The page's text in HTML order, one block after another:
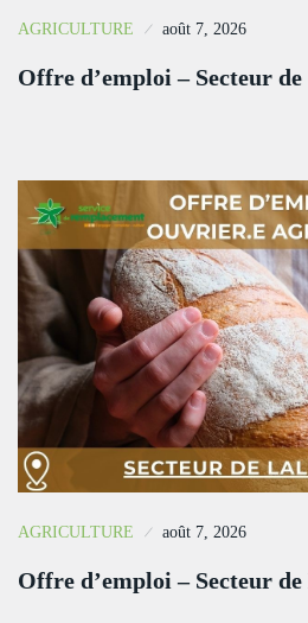
AGRICULTURE août 7, 2026
Offre d’emploi – Secteur
AGRICULTURE août 7, 2026
Offre d’emploi – Secteur